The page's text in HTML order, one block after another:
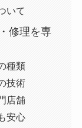
いて
修理を専
種類
技術
店舗
安心